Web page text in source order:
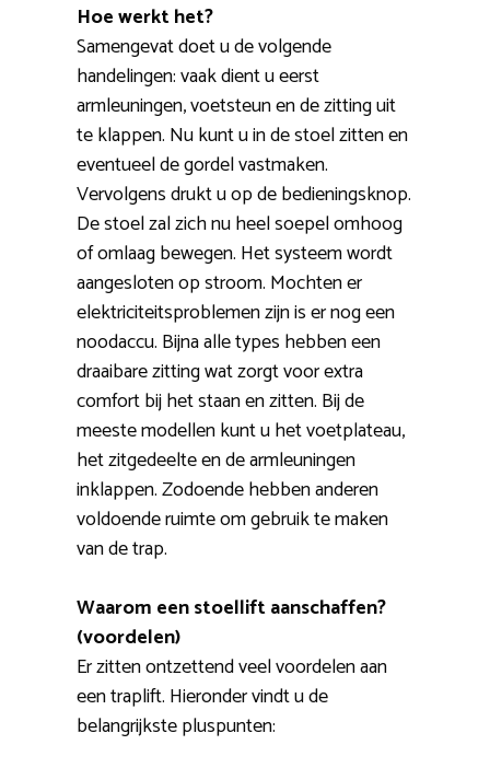
Hoe werkt het?
Samengevat doet u de volgende
handelingen: vaak dient u eerst
armleuningen, voetsteun en de zitting uit
te klappen. Nu kunt u in de stoel zitten en
eventueel de gordel vastmaken.
Vervolgens drukt u op de bedieningsknop.
De stoel zal zich nu heel soepel omhoog
of omlaag bewegen. Het systeem wordt
aangesloten op stroom. Mochten er
elektriciteitsproblemen zijn is er nog een
noodaccu. Bijna alle types hebben een
draaibare zitting wat zorgt voor extra
comfort bij het staan en zitten. Bij de
meeste modellen kunt u het voetplateau,
het zitgedeelte en de armleuningen
inklappen. Zodoende hebben anderen
voldoende ruimte om gebruik te maken
van de trap.
Waarom een stoellift aanschaffen?
(voordelen)
Er zitten ontzettend veel voordelen aan
een traplift. Hieronder vindt u de
belangrijkste pluspunten: